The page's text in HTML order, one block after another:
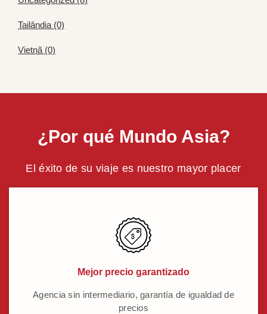
Tailândia (0)
Vietnã (0)
¿Por qué Mundo Asia?
El éxito de su viaje es nuestro mayor placer
Mejor precio garantizado
Agencia sin intermediario, garantía de igualdad de
precios